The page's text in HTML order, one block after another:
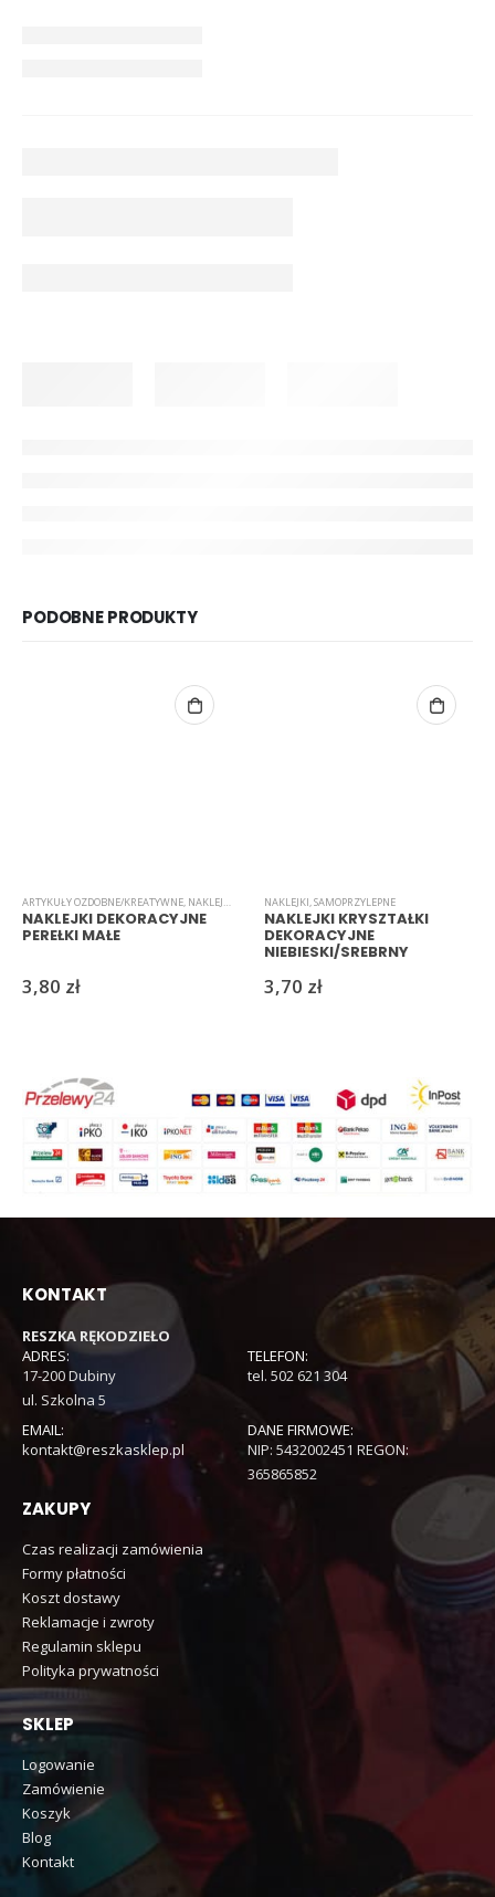
PODOBNE PRODUKTY
ARTYKUŁY OZDOBNE/KREATYWNE, NAKLEJKI NAKLEJKI,SAMOPRZYLEPNE
NAKLEJKI DEKORACYJNE
PEREŁKI MAŁE
3,80 zł
NAKLEJKI,SAMOPRZYLEPNE
NAKLEJKI KRYSZTAŁKI
DEKORACYJNE
NIEBIESKI/SREBRNY
3,70 zł
KONTAKT
RESZKA RĘKODZIEŁO
ADRES:
17-200 Dubiny
ul. Szkolna 5
TELEFON:
tel. 502 621 304
EMAIL:
kontakt@reszkasklep.pl
DANE FIRMOWE:
NIP: 5432002451 REGON:
365865852
ZAKUPY
Czas realizacji zamówienia
Formy płatności
Koszt dostawy
Reklamacje i zwroty
Regulamin sklepu
Polityka prywatności
SKLEP
Logowanie
Zamówienie
Koszyk
Blog
Kontakt